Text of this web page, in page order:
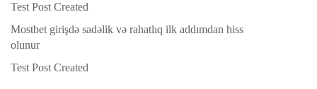
Test Post Created
Mostbet girişdə sadəlik və rahatlıq ilk addımdan hiss
olunur
Test Post Created